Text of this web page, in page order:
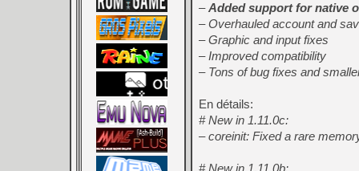
–Added support for native
– Overhauled account and
– Graphic and input fixes
– Improved compatibility
– Tons of bug fixes and
En détails:
# New in 1.11.0c:
– coreinit: Fixed a rare
# New in 1.11.0b: